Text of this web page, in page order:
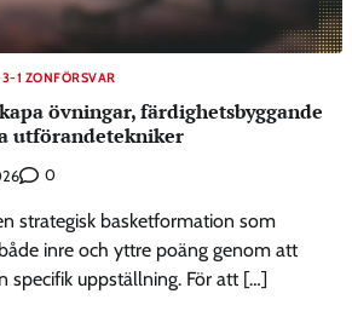
1 ZONFÖRSVAR
övningar, färdighetsbyggande
utförandetekniker
0
strategisk basketformation som
inre och yttre poäng genom att
specifik uppställning. För att […]